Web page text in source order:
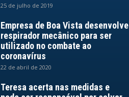
25 de julho de 2019
Empresa de Boa Vista desenvolve
respirador mecânico para ser
utilizado no combate ao
coronavírus
22 de abril de 2020
Teresa acerta nas medidas e